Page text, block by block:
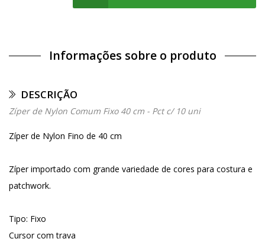
Informações sobre o produto
DESCRIÇÃO
Zíper de Nylon Comum Fixo 40 cm - Pct c/ 10 uni
Zíper de Nylon Fino de 40 cm
Zíper importado com grande variedade de cores para costura e
patchwork.
Tipo: Fixo
Cursor com trava